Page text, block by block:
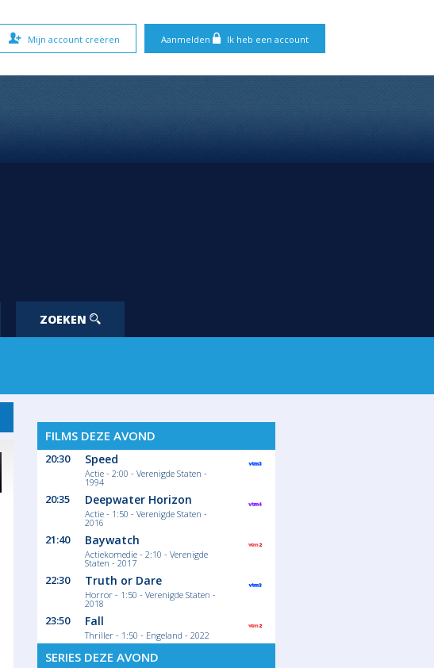
Aanmelden Ik heb een account
Mijn account creëren
ZOEKEN
FILMS DEZE AVOND
20:30 Speed
Actie - 2:00 - Verenigde Staten -
1994
20:35 Deepwater Horizon
Actie - 1:50 - Verenigde Staten -
2016
21:40 Baywatch
Actiekomedie - 2:10 - Verenigde
Staten - 2017
22:30 Truth or Dare
Horror - 1:50 - Verenigde Staten -
2018
23:50 Fall
Thriller - 1:50 - Engeland - 2022
SERIES DEZE AVOND